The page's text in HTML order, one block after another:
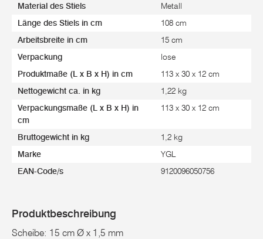
Material des Stiels Metall
Länge des Stiels in cm 108 cm
Arbeitsbreite in cm 15 cm
Verpackung lose
Produktmaße (L x B x H) in cm 113 x 30 x 12 cm
Nettogewicht ca. in kg 1,22 kg
Verpackungsmaße (L x B x H) in
cm
113 x 30 x 12 cm
Bruttogewicht in kg 1,2 kg
Marke YGL
EAN-Code/s 9120096050756
Produktbeschreibung
Scheibe: 15 cm Ø x 1,5 mm